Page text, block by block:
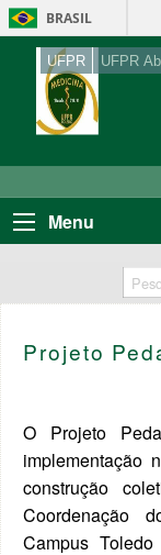
BRASIL
UFPR UFPR
Menu
Projeto
O Projeto
implementação
construção
Coordenação
Campus